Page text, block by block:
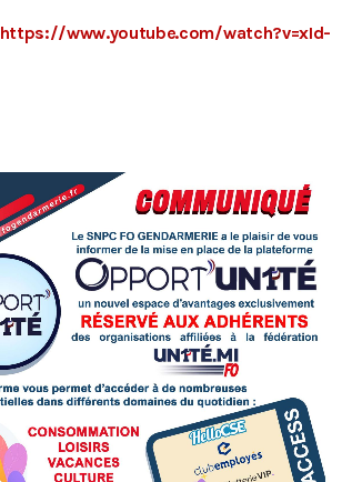
https://www.youtube.com/watch?v=xId-